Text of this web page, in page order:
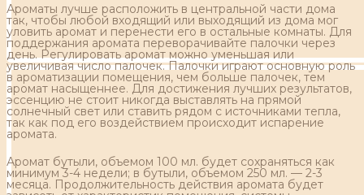
Ароматы лучше расположить в центральной части дома
так, чтобы любой входящий или выходящий из дома мог
уловить аромат и перенести его в остальные комнаты. Для
поддержания аромата переворачивайте палочки через
день. Регулировать аромат можно уменьшая или
увеличивая число палочек. Палочки играют основную роль
в ароматизации помещения, чем больше палочек, тем
аромат насыщеннее. Для достижения лучших результатов,
эссенцию не стоит никогда выставлять на прямой
солнечный свет или ставить рядом с источниками тепла,
так как под его воздействием происходит испарение
аромата.
Аромат бутыли, объемом 100 мл. будет сохраняться как
минимум 3-4 недели; в бутыли, объемом 250 мл. — 2-3
месяца. Продолжительность действия аромата будет